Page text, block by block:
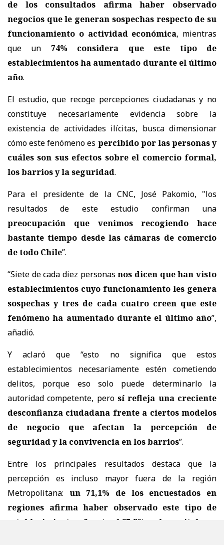
de los consultados afirma haber observado
negocios que le generan sospechas respecto de su
funcionamiento o actividad económica, mientras
que un 74% considera que este tipo de
establecimientos ha aumentado durante el último
año.
El estudio, que recoge percepciones ciudadanas y no
constituye necesariamente evidencia sobre la
existencia de actividades ilícitas, busca dimensionar
cómo este fenómeno es percibido por las personas y
cuáles son sus efectos sobre el comercio formal,
los barrios y la seguridad.
Para el presidente de la CNC, José Pakomio, "los
resultados de este estudio confirman una
preocupación que venimos recogiendo hace
bastante tiempo desde las cámaras de comercio
de todo Chile”.
“Siete de cada diez personasnos dicen que han visto
establecimientos cuyo funcionamiento les genera
sospechas y tres de cada cuatro creen que este
fenómeno ha aumentado durante el último año”,
añadió.
Y aclaró que “esto no significa que estos
establecimientos necesariamente estén cometiendo
delitos, porque eso solo puede determinarlo la
autoridad competente, perosí refleja una creciente
desconfianza ciudadana frente a ciertos modelos
de negocio que afectan la percepción de
seguridad y la convivencia en los barrios”.
Entre los principales resultados destaca que la
percepción es incluso mayor fuera de la región
Metropolitana: un 71,1% de los encuestados en
regiones afirma haber observado este tipo de
establecimientos, frente al 67,2% en la capital